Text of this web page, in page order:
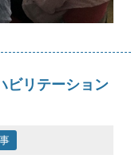
ビリテーション